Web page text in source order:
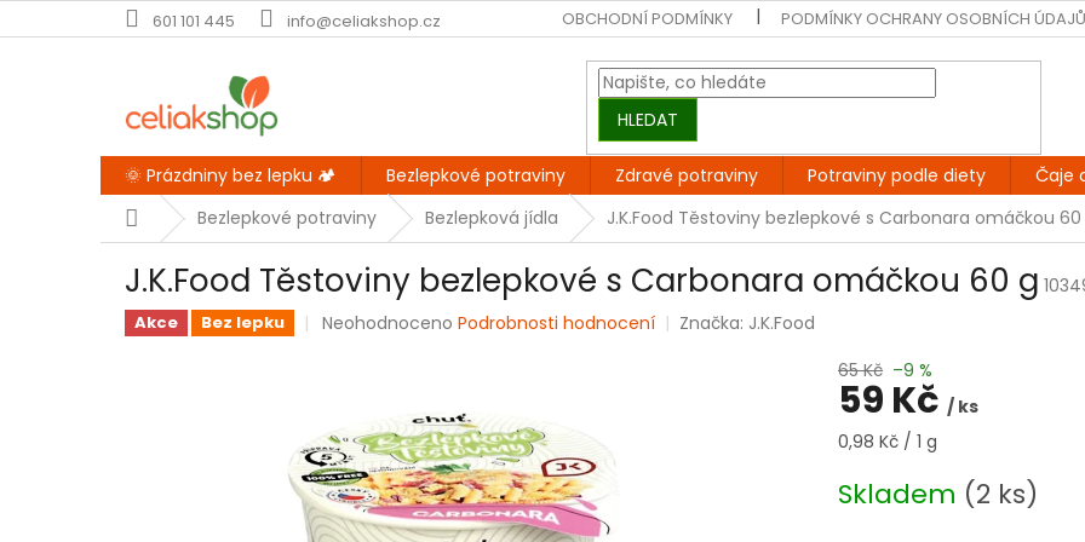
na
601 101 445 info@celiakshop.cz OBCHODNÍ PODMÍNKY PODMÍNKY OCHRANY OSOBNÍCH ÚDAJŮ
HLEDAT
🌞 Prázdniny bez lepku 🏕️ Bezlepkové potraviny Zdravé potraviny Potraviny podle diety Čaje
DomůBezlepkové potraviny Bezlepková jídla J.K.Food Těstoviny bezlepkové s Carbonara omáčkou 60
J.K.Food Těstoviny bezlepkové s Carbonara omáčkou 60 g
Akce Bez lepku
Průměrné
z
5
hvězdiček.
Neohodnoceno Podrobnosti hodnocení Značka: J.K.Food
65 Kč –9 %
59 Kč / ks
Měrná
0,98 Kč / 1 g
Skladem (2 ks)